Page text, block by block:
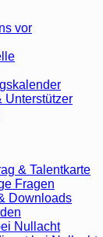
vor
Unterstützer
& Talentkarte
Fragen
Downloads
Nullacht